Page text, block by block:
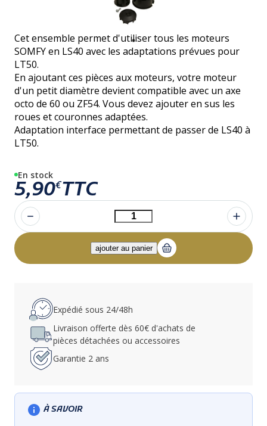
Cet ensemble permet d'utiliser tous les moteurs
SOMFY en LS40 avec les adaptations prévues pour
LT50.
En ajoutant ces pièces aux moteurs, votre moteur
d'un petit diamètre devient compatible avec un axe
octo de 60 ou ZF54. Vous devez ajouter en sus les
roues et couronnes adaptées.
Adaptation interface permettant de passer de LS40 à
LT50.
En stock
5,90€TTC
Expédié sous 24/48h
Livraison offerte dès 60€ d'achats de
pièces détachées ou accessoires
Garantie 2 ans
À SAVOIR